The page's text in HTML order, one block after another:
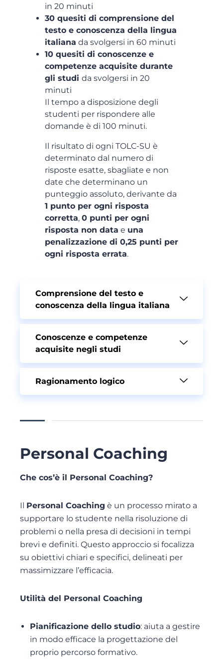
in 20 minuti
30 quesiti di comprensione del
testo e conoscenza della lingua
italiana da svolgersi in 60 minuti
10 quesiti di conoscenze e
competenze acquisite durante
gli studi da svolgersi in 20
minuti
Il tempo a disposizione degli
studenti per rispondere alle
domande è di 100 minuti.
Il risultato di ogni TOLC-SU è
determinato dal numero di
risposte esatte, sbagliate e non
date che determinano un
punteggio assoluto, derivante da
1 punto per ogni risposta
corretta, 0 punti per ogni
risposta non data e una
penalizzazione di 0,25 punti per
ogni risposta errata.
Comprensione del testo e
conoscenza della lingua italiana
Conoscenze e competenze
acquisite negli studi
Ragionamento logico
Personal Coaching
Che cos’è il Personal Coaching?
Il Personal Coaching è un processo mirato a
supportare lo studente nella risoluzione di
problemi o nella presa di decisioni in tempi
brevi e definiti. Questo approccio si focalizza
su obiettivi chiari e specifici, delineati per
massimizzare l’efficacia.
Utilità del Personal Coaching
Pianificazione dello studio: aiuta a gestire
in modo efficace la progettazione del
proprio percorso formativo.